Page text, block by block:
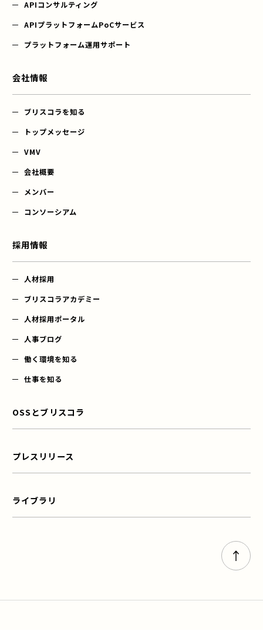
APIコンサルティング
APIプラットフォームPoCサービス
プラットフォーム運用サポート
会社情報
ブリスコラを知る
トップメッセージ
VMV
会社概要
メンバー
コンソーシアム
採用情報
人材採用
ブリスコラアカデミー
人材採用ポータル
人事ブログ
働く環境を知る
仕事を知る
OSSとブリスコラ
プレスリリース
ライブラリ
ページト